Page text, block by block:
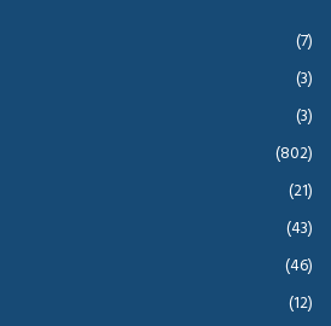
(7)
(3)
(3)
(802)
(21)
(43)
(46)
(12)